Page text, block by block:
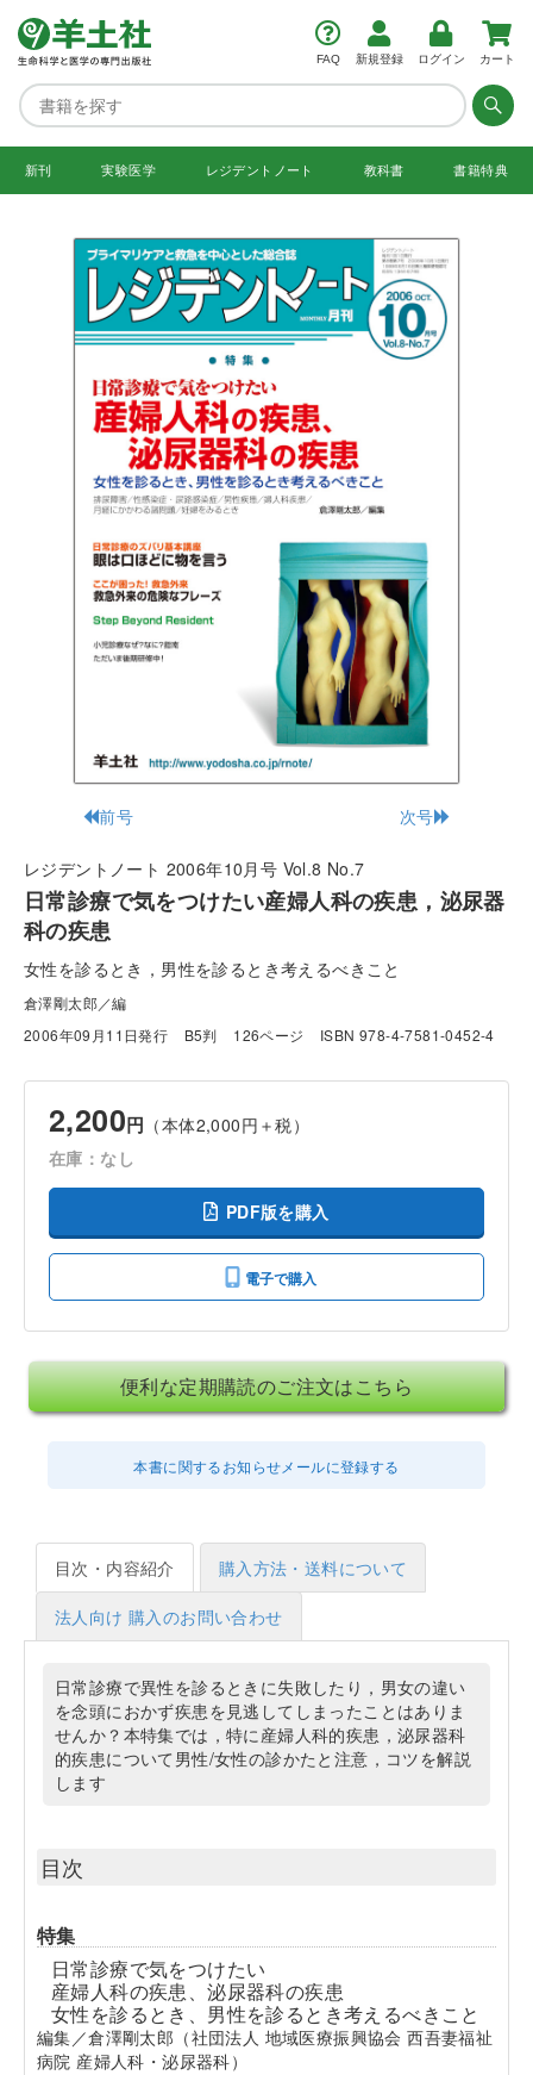
FAQ 新規登録 ログイン カート
新刊 実験医学 レジデント ノート 教科書 書籍特典
前号 次号
レジデントノート 2006年10月号 Vol.8 No.7
日常診療で気をつけたい産婦人科の疾患，泌尿器
科の疾患
女性を診るとき，男性を診るとき考えるべきこと
倉澤剛太郎／編
2006年09月11日発行
B5判 126ページ ISBN 978-4-7581-0452-4
2,200円 （本体2,000円＋税）
在庫：なし
PDF版を購入
電子で購入
便利な定期購読のご注文はこちら
本書に関するお知らせメールに登録する
目次・内容紹介 購入方法・送料について
法人向け 購入のお問い合わせ
日常診療で異性を診るときに失敗したり，男女の違い
を念頭におかず疾患を見逃してしまったことはありま
せんか？本特集では，特に産婦人科的疾患，泌尿器科
的疾患について男性/女性の診かたと注意，コツを解説
します
目次
特集
日常診療で気をつけたい
産婦人科の疾患、泌尿器科の疾患
女性を診るとき、男性を診るとき考えるべきこと
編集／倉澤剛太郎（社団法人 地域医療振興協会 西吾妻福祉
病院 産婦人科・泌尿器科）